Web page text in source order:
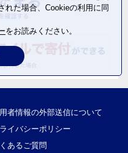
者情報の外部送信について
イバシーポリシー
あるご質問
れた場合、Cookieの利用に同
をお読みください。